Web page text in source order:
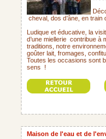
cheval, dos d’âne, en
Ludique et éducative, la
d’une miellerie contribue à
traditions, notre
goûter lait, fromages,
Toutes les occasions sont
sens !
Maison de l'eau et de